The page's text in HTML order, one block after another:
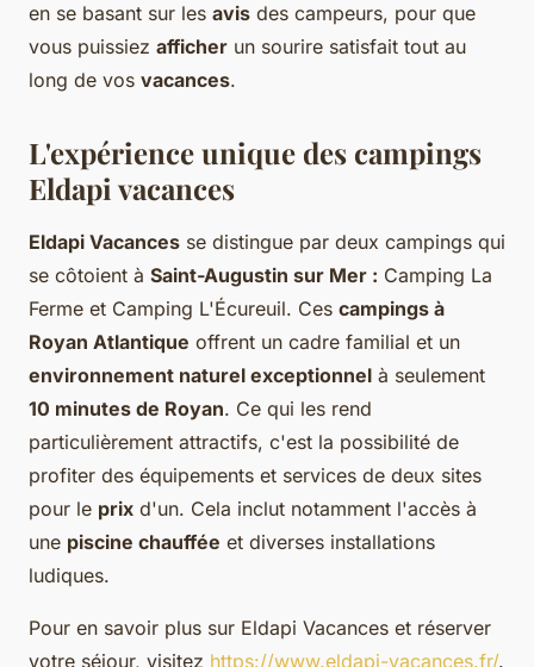
en se basant sur les avis des campeurs, pour que
vous puissiez afficher un sourire satisfait tout au
long de vos vacances.
L'expérience unique des campings
Eldapi vacances
Eldapi Vacances se distingue par deux campings qui
se côtoient à Saint-Augustin sur Mer : Camping La
Ferme et Camping L'Écureuil. Ces campings à
Royan Atlantique offrent un cadre familial et un
environnement naturel exceptionnel à seulement
10 minutes de Royan. Ce qui les rend
particulièrement attractifs, c'est la possibilité de
profiter des équipements et services de deux sites
pour le prix d'un. Cela inclut notamment l'accès à
une piscine chauffée et diverses installations
ludiques.
Pour en savoir plus sur Eldapi Vacances et réserver
votre séjour, visitez https://www.eldapi-vacances.fr/.